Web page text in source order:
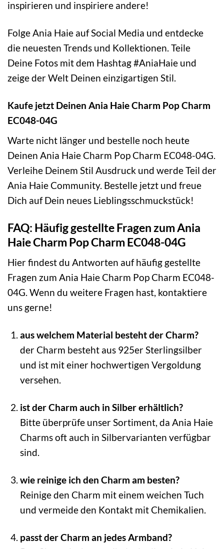
inspirieren und inspiriere andere!
Folge Ania Haie auf Social Media und entdecke
die neuesten Trends und Kollektionen. Teile
Deine Fotos mit dem Hashtag #AniaHaie und
zeige der Welt Deinen einzigartigen Stil.
Kaufe jetzt Deinen Ania Haie Charm Pop Charm
EC048-04G
Warte nicht länger und bestelle noch heute
Deinen Ania Haie Charm Pop Charm EC048-04G.
Verleihe Deinem Stil Ausdruck und werde Teil der
Ania Haie Community. Bestelle jetzt und freue
Dich auf Dein neues Lieblingsschmuckstück!
FAQ: Häufig gestellte Fragen zum Ania
Haie Charm Pop Charm EC048-04G
Hier findest du Antworten auf häufig gestellte
Fragen zum Ania Haie Charm Pop Charm EC048-
04G. Wenn du weitere Fragen hast, kontaktiere
uns gerne!
aus welchem Material besteht der Charm?
der Charm besteht aus 925er Sterlingsilber
und ist mit einer hochwertigen Vergoldung
versehen.
ist der Charm auch in Silber erhältlich?
Bitte überprüfe unser Sortiment, da Ania Haie
Charms oft auch in Silbervarianten verfügbar
sind.
wie reinige ich den Charm am besten?
Reinige den Charm mit einem weichen Tuch
und vermeide den Kontakt mit Chemikalien.
passt der Charm an jedes Armband?